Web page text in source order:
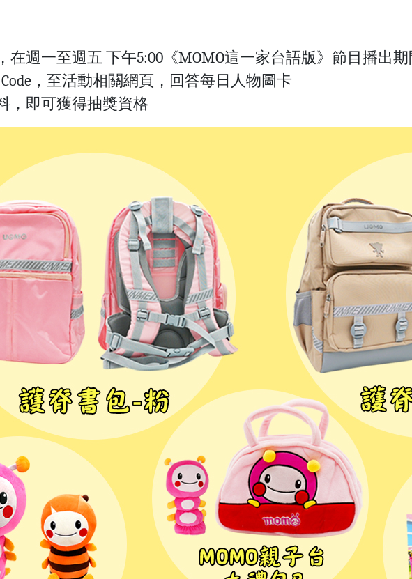
在週一至週五 下午5:00《MOMO這一家台語版》節目播出
，至活動相關網頁，回答每日人物圖卡
，即可獲得抽獎資格